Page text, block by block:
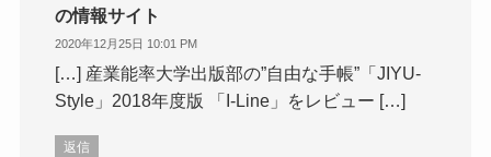
の情報サイト
2020年12月25日 10:01 PM
[…] 産業能率大学出版部の”自由な手帳”「JIYU-
Style」2018年度版 「I-Line」をレビュー […]
返信